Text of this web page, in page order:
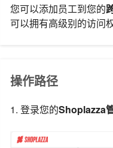
您可以添加员工到您的
可以拥有高级别的访问
操作路径
1. 登录您的Shoplazza